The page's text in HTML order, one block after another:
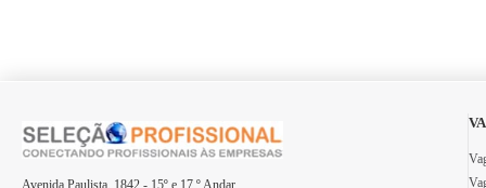
Avenida Paulista, 1842 - 15º e 17 º Andar